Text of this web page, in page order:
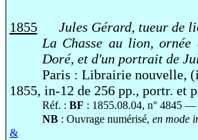
1855 Jules Gérard, tueur de
La Chasse au lion,
Doré, et d'un portrait de
Paris : Librairie nouvelle,
1855, in-12 de 256 pp., portr. et
Réf. : BF : 1855.08.04, n° 4845 —
NB: Ouvrage numérisé, en mode
&